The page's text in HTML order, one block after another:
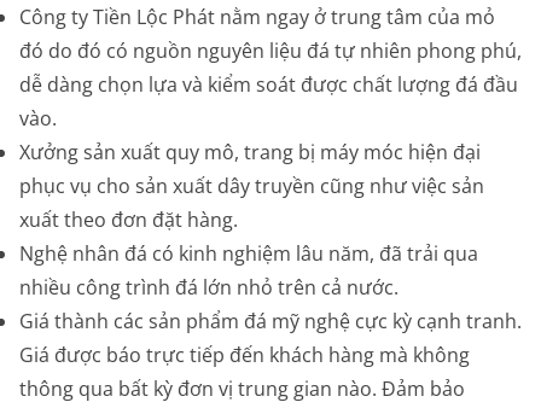
Công ty Tiền Lộc Phát nằm ngay ở trung tâm của mỏ
đó do đó có nguồn nguyên liệu đá tự nhiên phong phú,
dễ dàng chọn lựa và kiểm soát được chất lượng đá đầu
vào.
Xưởng sản xuất quy mô, trang bị máy móc hiện đại
phục vụ cho sản xuất dây truyền cũng như việc sản
xuất theo đơn đặt hàng.
Nghệ nhân đá có kinh nghiệm lâu năm, đã trải qua
nhiều công trình đá lớn nhỏ trên cả nước.
Giá thành các sản phẩm đá mỹ nghệ cực kỳ cạnh tranh.
Giá được báo trực tiếp đến khách hàng mà không
thông qua bất kỳ đơn vị trung gian nào. Đảm bảo